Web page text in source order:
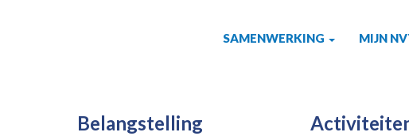
SAMENWERKING MIJN
Belangstelling